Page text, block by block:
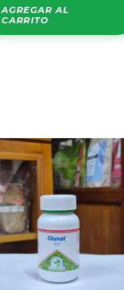
AGREGAR AL
CARRITO